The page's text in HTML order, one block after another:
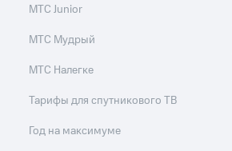
МТС Junior
МТС Мудрый
МТС Налегке
Тарифы для спутникового ТВ
Год на максимуме